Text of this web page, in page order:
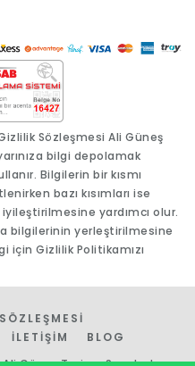
Sözleşmesi Ali Güneş
bilgi depolamak
Bilgilerin bir kısmı
bazı kısımları ise
yardımcı olur.
bilgilerinin yerleştirilmesine
için Gizlilik Politikamızı
İLETIŞIM
BLOG